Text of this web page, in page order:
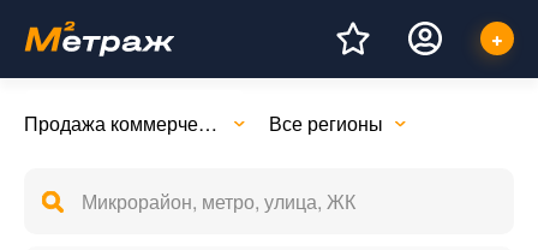
Продажа коммерческой недвижимости Все регионы